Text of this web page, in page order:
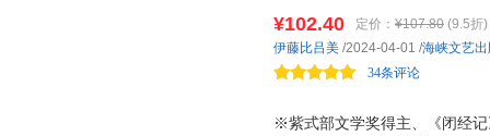
会变老啊！”伊藤在这本书里写
和诙谐生动的笔触枝蔓到生活
身体和生活，是正
※紫式部文学奖得主、《闭经
¥102.40 定价： ¥107.80 (9.5折)
34条评论
伊藤比吕美 /2024-04-01 /海峡文艺